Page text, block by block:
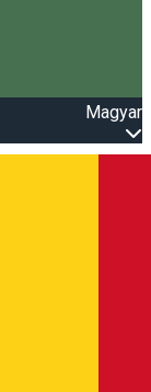
Magyar